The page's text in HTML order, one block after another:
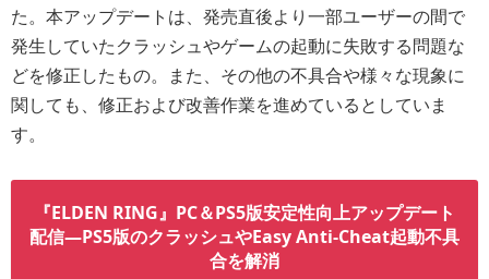
た。本アップデートは、発売直後より一部ユーザーの間で
発生していたクラッシュやゲームの起動に失敗する問題な
どを修正したもの。また、その他の不具合や様々な現象に
関しても、修正および改善作業を進めているとしていま
す。
『ELDEN RING』PC＆PS5版安定性向上アップデート
配信―PS5版のクラッシュやEasy Anti-Cheat起動不具
合を解消